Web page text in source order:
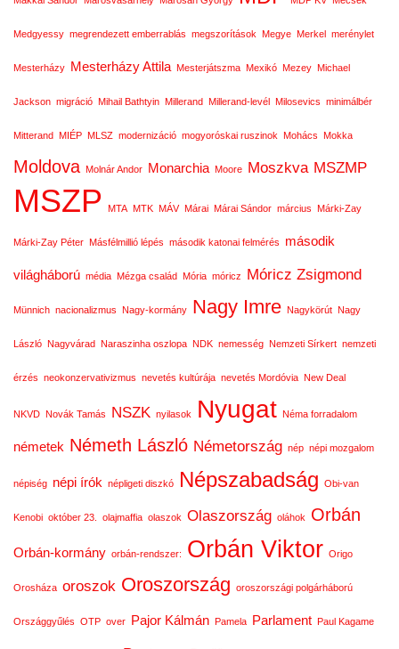
Medgyessy megrendezett emberrablás megszorítások Megye Merkel merénylet
Mesterházy Mesterházy Attila Mesterjátszma Mexikó Mezey Michael
Jackson migráció Mihail Bathtyin Millerand Millerand-levél Milosevics minimálbér
Mitterand MIÉP MLSZ modernizáció mogyoróskai ruszinok Mohács Mokka
Moldova Molnár Andor Monarchia Moore Moszkva MSZMP
MSZP MTA MTK MÁV Márai Márai Sándor március Márki-Zay
Márki-Zay Péter Másfélmillió lépés második katonai felmérés második
világháború média Mézga család Mória móricz Móricz Zsigmond
Münnich nacionalizmus Nagy-kormány Nagy Imre Nagykörút Nagy
László Nagyvárad Naraszinha oszlopa NDK nemesség Nemzeti Sírkert nemzeti
érzés neokonzervativizmus nevetés kultúrája nevetés Mordóvia New Deal
NKVD Novák Tamás NSZK nyilasok Nyugat Néma forradalom
németek Németh László Németország nép népi mozgalom
népiség népi írók népligeti diszkó Népszabadság Obi-van
Kenobi október 23. olajmaffia olaszok Olaszország oláhok Orbán
Orbán-kormány orbán-rendszer: Orbán Viktor Origo
Orosháza oroszok Oroszország oroszországi polgárháború
Országgyűlés OTP over Pajor Kálmán Pamela Parlament Paul Kagame